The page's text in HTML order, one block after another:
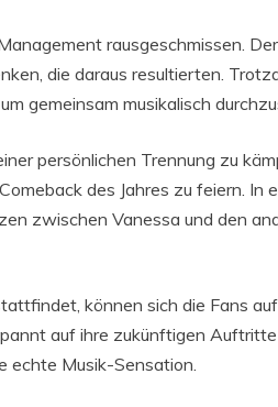
rausgeschmissen.
die daraus resultierten.
gemeinsam musikalisch
persönlichen Trennung zu
des Jahres zu feiern. In
zwischen Vanessa und den
können sich die Fans
auf ihre zukünftigen
echte Musik-Sensation.